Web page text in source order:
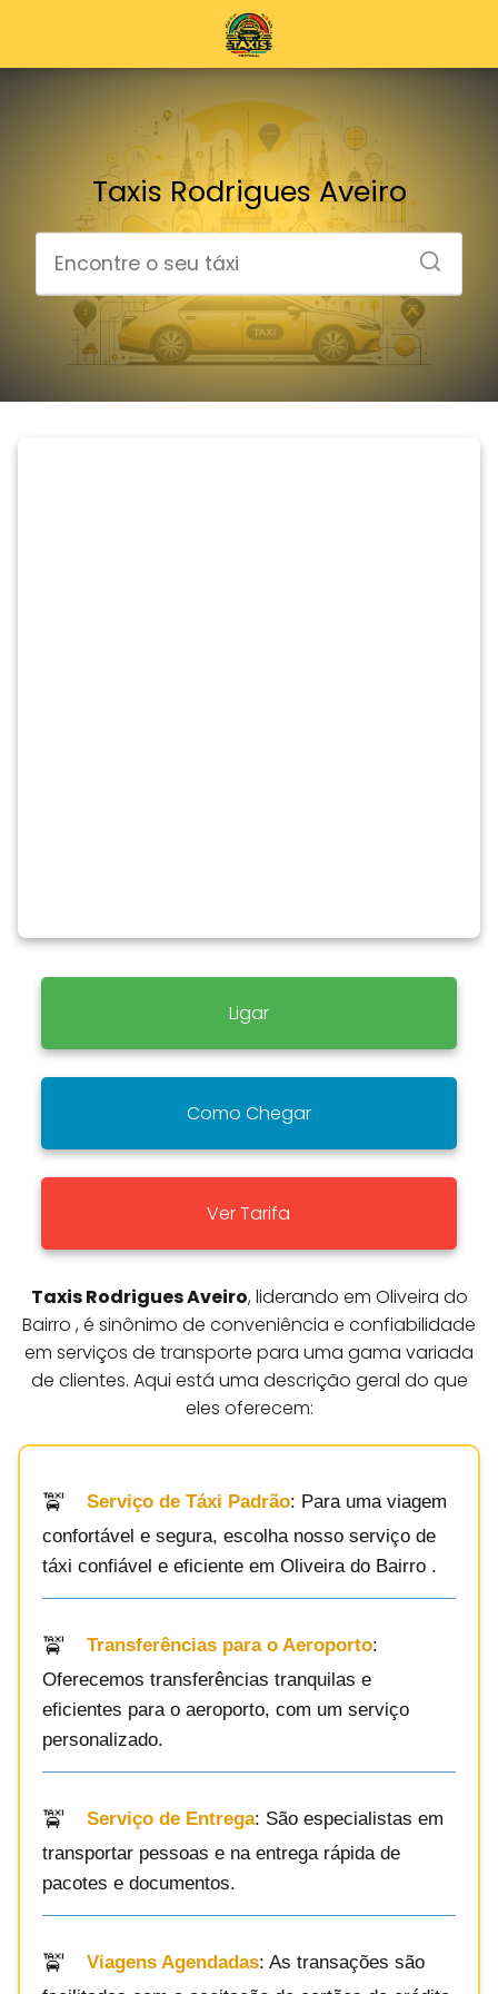
Taxis Rodrigues Aveiro
Ligar
Como Chegar
Ver Tarifa
Taxis Rodrigues Aveiro, liderando em Oliveira do
Bairro , é sinônimo de conveniência e confiabilidade
em serviços de transporte para uma gama variada
de clientes. Aqui está uma descrição geral do que
eles oferecem:
Serviço de Táxi Padrão: Para uma viagem
confortável e segura, escolha nosso serviço de
táxi confiável e eficiente em Oliveira do Bairro .
Transferências para o Aeroporto:
Oferecemos transferências tranquilas e
eficientes para o aeroporto, com um serviço
personalizado.
Serviço de Entrega: São especialistas em
transportar pessoas e na entrega rápida de
pacotes e documentos.
Viagens Agendadas: As transações são